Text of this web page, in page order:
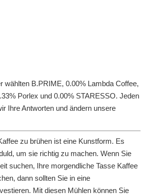
wählten B.PRIME, 0.00% Lambda Coffee,
Porlex und 0.00% STARESSO. Jeden
Ihre Antworten und ändern unsere
zu brühen ist eine Kunstform. Es
um sie richtig zu machen. Wenn Sie
suchen, Ihre morgendliche Tasse Kaffee
dann sollten Sie in eine
Mit diesen Mühlen können Sie